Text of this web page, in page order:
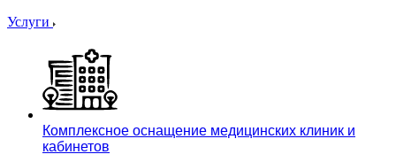
Услуги
Комплексное оснащение медицинских клиник и
кабинетов